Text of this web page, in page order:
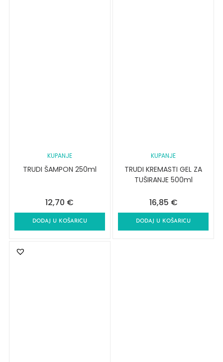
KUPANJE
TRUDI ŠAMPON 250ml
12,70 €
DODAJ U KOŠARICU
KUPANJE
TRUDI KREMASTI GEL ZA
TUŠIRANJE 500ml
16,85 €
DODAJ U KOŠARICU